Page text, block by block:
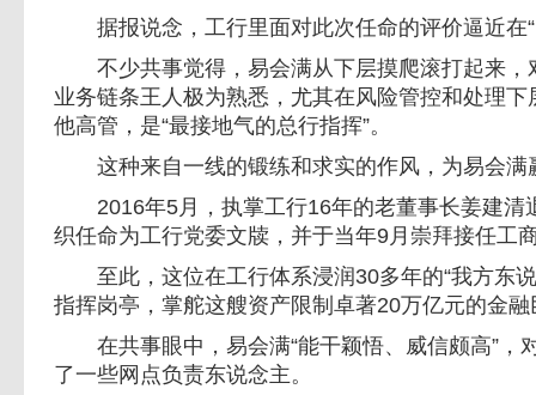
据报说念，工行里面对此次任命的评价逼近在“
不少共事觉得，易会满从下层摸爬滚打起来，
业务链条王人极为熟悉，尤其在风险管控和处理
他高管，是“最接地气的总行指挥”。
这种来自一线的锻练和求实的作风，为易会满
2016年5月，执掌工行16年的老董事长姜建清
织任命为工行党委文牍，并于当年9月崇拜接任工
至此，这位在工行体系浸润30多年的“我方东说
指挥岗亭，掌舵这艘资产限制卓著20万亿元的金融
在共事眼中，易会满“能干颖悟、威信颇高”，
了一些网点负责东说念主。